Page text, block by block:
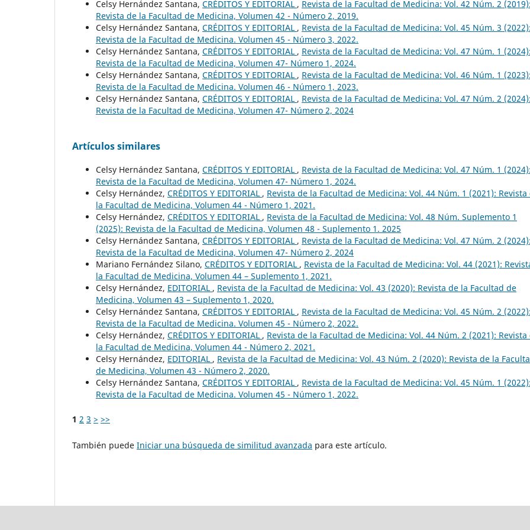
Celsy Hernández Santana, CRÉDITOS Y EDITORIAL , Revista de la Facultad de Medicina: Vol. 42 Núm. 2 (2019):
Revista de la Facultad de Medicina, Volumen 42 - Número 2, 2019.
Celsy Hernández Santana, CRÉDITOS Y EDITORIAL , Revista de la Facultad de Medicina: Vol. 45 Núm. 3 (2022):
Revista de la Facultad de Medicina. Volumen 45 - Número 3, 2022.
Celsy Hernández Santana, CRÉDITOS Y EDITORIAL , Revista de la Facultad de Medicina: Vol. 47 Núm. 1 (2024):
Revista de la Facultad de Medicina, Volumen 47- Número 1, 2024.
Celsy Hernández Santana, CRÉDITOS Y EDITORIAL , Revista de la Facultad de Medicina: Vol. 46 Núm. 1 (2023):
Revista de la Facultad de Medicina. Volumen 46 - Número 1, 2023.
Celsy Hernández Santana, CRÉDITOS Y EDITORIAL , Revista de la Facultad de Medicina: Vol. 47 Núm. 2 (2024):
Revista de la Facultad de Medicina, Volumen 47- Número 2, 2024
Artículos similares
Celsy Hernández Santana, CRÉDITOS Y EDITORIAL , Revista de la Facultad de Medicina: Vol. 47 Núm. 1 (2024):
Revista de la Facultad de Medicina, Volumen 47- Número 1, 2024.
Celsy Hernández, CRÉDITOS Y EDITORIAL , Revista de la Facultad de Medicina: Vol. 44 Núm. 1 (2021): Revista
la Facultad de Medicina, Volumen 44 - Número 1, 2021.
Celsy Hernández, CRÉDITOS Y EDITORIAL , Revista de la Facultad de Medicina: Vol. 48 Núm. Suplemento 1
(2025): Revista de la Facultad de Medicina, Volumen 48 - Suplemento 1. 2025
Celsy Hernández Santana, CRÉDITOS Y EDITORIAL , Revista de la Facultad de Medicina: Vol. 47 Núm. 2 (2024):
Revista de la Facultad de Medicina, Volumen 47- Número 2, 2024
Mariano Fernández Silano, CRÉDITOS Y EDITORIAL , Revista de la Facultad de Medicina: Vol. 44 (2021):
la Facultad de Medicina, Volumen 44 – Suplemento 1, 2021.
Celsy Hernández, EDITORIAL , Revista de la Facultad de Medicina: Vol. 43 (2020): Revista de la Facultad de
Medicina, Volumen 43 – Suplemento 1, 2020.
Celsy Hernández Santana, CRÉDITOS Y EDITORIAL , Revista de la Facultad de Medicina: Vol. 45 Núm. 2 (2022):
Revista de la Facultad de Medicina. Volumen 45 - Número 2, 2022.
Celsy Hernández, CRÉDITOS Y EDITORIAL , Revista de la Facultad de Medicina: Vol. 44 Núm. 2 (2021): Revista
la Facultad de Medicina, Volumen 44 - Número 2, 2021.
Celsy Hernández, EDITORIAL , Revista de la Facultad de Medicina: Vol. 43 Núm. 2 (2020): Revista de la
de Medicina, Volumen 43 - Número 2, 2020.
Celsy Hernández Santana, CRÉDITOS Y EDITORIAL , Revista de la Facultad de Medicina: Vol. 45 Núm. 1 (2022):
Revista de la Facultad de Medicina. Volumen 45 - Número 1, 2022.
1 2 3 > >>
También puede Iniciar una búsqueda de similitud avanzada para este artículo.